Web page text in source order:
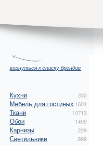
вернуться к списку брендов
Кухни 350
Мебель для гостиных 1601
Ткани 10713
Обои 1499
Карнизы 229
Светильники 999